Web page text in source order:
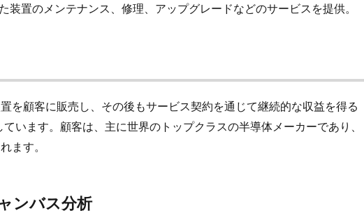
装置のメンテナンス、修理、アップグレードなどのサービスを提供。
を顧客に販売し、その後もサービス契約を通じて継続的な収益を得る
います。顧客は、主に世界のトップクラスの半導体メーカーであり、
ます。
ンバス分析